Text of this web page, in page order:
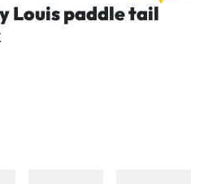
Louis paddle tail